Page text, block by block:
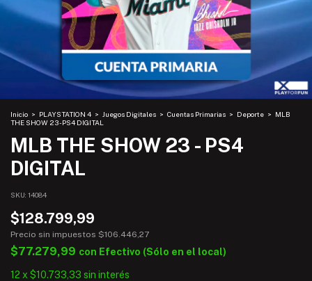
Inicio > PLAYSTATION 4 > Juegos Digitales > Cuentas Primarias > Deporte > MLB
THE SHOW 23 - PS4 DIGITAL
MLB THE SHOW 23 - PS4
DIGITAL
SKU: 14084
$128.799,99
Precio sin impuestos $106.446,27
$77.279,99 con Efectivo (Sólo en el local)
12 x $10.733,33 sin interés